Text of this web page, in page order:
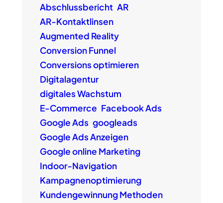
Abschlussbericht AR
AR-Kontaktlinsen
Augmented Reality
Conversion Funnel
Conversions optimieren
Digitalagentur
digitales Wachstum
E-Commerce Facebook Ads
Google Ads googleads
Google Ads Anzeigen
Google online Marketing
Indoor-Navigation
Kampagnenoptimierung
Kundengewinnung Methoden